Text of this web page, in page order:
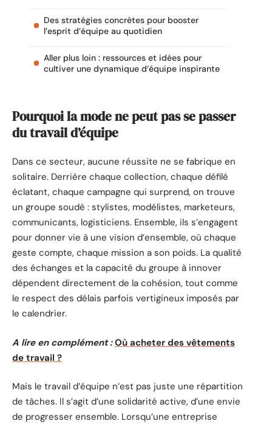
Des stratégies concrètes pour booster
l’esprit d’équipe au quotidien
Aller plus loin : ressources et idées pour
cultiver une dynamique d’équipe inspirante
Pourquoi la mode ne peut pas se passer
du travail d’équipe
Dans ce secteur, aucune réussite ne se fabrique en
solitaire. Derrière chaque collection, chaque défilé
éclatant, chaque campagne qui surprend, on trouve
un groupe soudé : stylistes, modélistes, marketeurs,
communicants, logisticiens. Ensemble, ils s’engagent
pour donner vie à une vision d’ensemble, où chaque
geste compte, chaque mission a son poids. La qualité
des échanges et la capacité du groupe à innover
dépendent directement de la cohésion, tout comme
le respect des délais parfois vertigineux imposés par
le calendrier.
A lire en complément : Où acheter des vêtements
de travail ?
Mais le travail d’équipe n’est pas juste une répartition
de tâches. Il s’agit d’une solidarité active, d’une envie
de progresser ensemble. Lorsqu’une entreprise